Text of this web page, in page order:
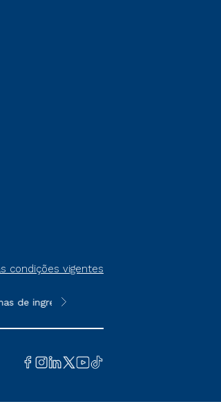
condições vigentes
exceto na prova on-line ou
**Semipresencial é um formato do